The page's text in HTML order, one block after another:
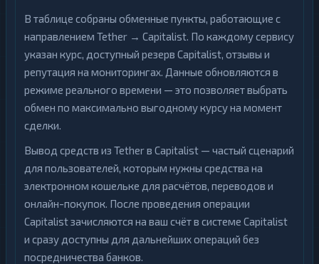
В таблице собраны обменные пункты, работающие с
направлением Tether → Capitalist. По каждому сервису
указан курс, доступный резерв Capitalist, отзывы и
репутация на мониторингах. Данные обновляются в
режиме реального времени — это позволяет выбрать
обмен по максимально выгодному курсу на момент
сделки.
Вывод средств из Tether в Capitalist — частый сценарий
для пользователей, которым нужны средства на
электронном кошельке для расчётов, переводов и
онлайн-покупок. После проведения операции
Capitalist зачисляются на ваш счёт в системе Capitalist
и сразу доступны для дальнейших операций без
посредничества банков.